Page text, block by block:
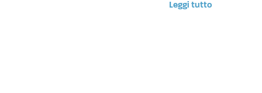
Leggi tutto